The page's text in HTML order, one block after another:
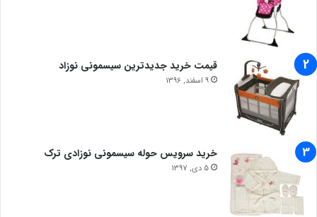
قیمت خرید جدیدترین سیسمونی نوزاد
9 اسفند, 1396
خرید سرویس حوله سیسمونی نوزادی ترک
5 دی, 1397